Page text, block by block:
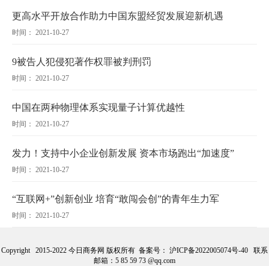
更高水平开放合作助力中国东盟经贸发展迎新机遇
时间： 2021-10-27
9被告人犯侵犯著作权罪被判刑罚
时间： 2021-10-27
中国在两种物理体系实现量子计算优越性
时间： 2021-10-27
发力！支持中小企业创新发展 资本市场跑出“加速度”
时间： 2021-10-27
“互联网+”创新创业 培育“敢闯会创”的青年生力军
时间： 2021-10-27
Copyright 2015-2022 今日商务网 版权所有 备案号： 沪ICP备2022005074号-40 联系
邮箱：5 85 59 73 @qq.com